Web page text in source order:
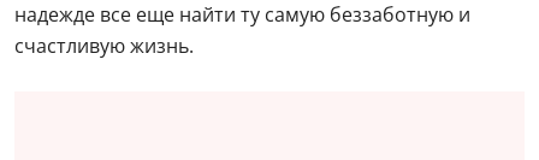
надежде все еще найти ту самую беззаботную и
счастливую жизнь.